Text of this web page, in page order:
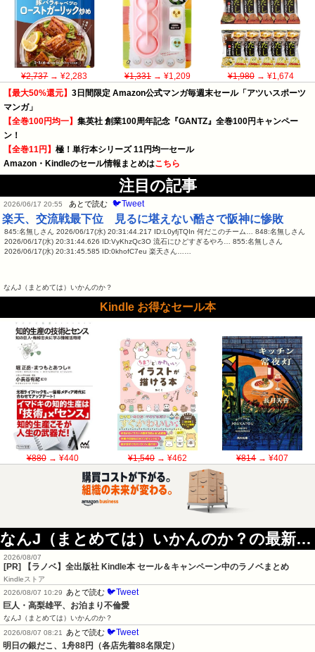
¥2,737→ ¥2,283 ¥1,331→ ¥1,209 ¥1,980→ ¥1,674
【最大50%還元】 3日間限定 Amazon公式マンガ毎週末セール「アツいスポーツ
マンガ」
【全巻100円均一】 集英社 創業100周年記念『GANTZ』全巻100円キャンペー
ン！
【全巻11円】 極！単行本シリーズ 11円均一セール
Amazon・Kindleのセール情報まとめはこちら
注目の記事
2026/06/17 20:55 あとで読む 🐦Tweet
楽天、交流戦最下位 見るに堪えない酷さで阪神に惨敗
845:名無しさん 2026/06/17(水) 20:31:44.217 ID:L0yfjTQIn 何だこのチーム… 848:名無しさん
2026/06/17(水) 20:31:44.626 ID:VyKhzQc3O 流石にひどすぎるやろ… 855:名無しさん
2026/06/17(水) 20:31:45.585 ID:0khofC7eu 楽天さん……
なんJ（まとめては）いかんのか？
Kindle お得なセール本
¥880→ ¥440 ¥1,540→ ¥462 ¥814→ ¥407
なんJ（まとめては）いかんのか？の最新記事
2026/08/07
[PR] 【ラノベ】全出版社 Kindle本 セール＆キャンペーン中のラノベまとめ
Kindleストア
2026/08/07 10:29
あとで読む 🐦Tweet
巨人・高梨雄平、お泊まり不倫愛
なんJ（まとめては）いかんのか？
2026/08/07 08:21
あとで読む 🐦Tweet
明日の銀だこ、1舟88円（各店先着88名限定）